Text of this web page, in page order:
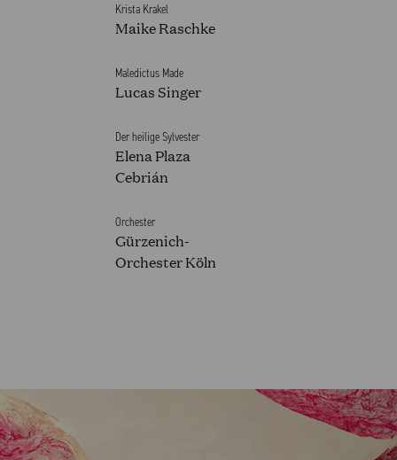
2025/2026
Krista Krakel
Maike Raschke
Maledictus Made
Lucas Singer
Der heilige Sylvester
Elena Plaza
Cebrián
Orchester
Gürzenich-
Orchester Köln